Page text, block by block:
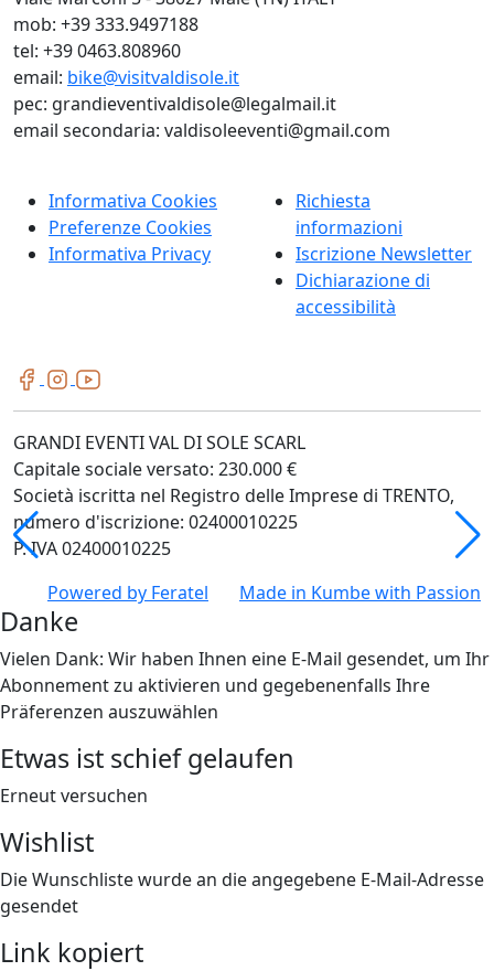
mob: +39 333.9497188
tel: +39 0463.808960
email: bike@visitvaldisole.it
pec: grandieventivaldisole@legalmail.it
email secondaria: valdisoleeventi@gmail.com
Informativa Cookies
Preferenze Cookies
Informativa Privacy
Richiesta
informazioni
Iscrizione Newsletter
Dichiarazione di
accessibilità
GRANDI EVENTI VAL DI SOLE SCARL
Capitale sociale versato: 230.000 €
Società iscritta nel Registro delle Imprese di TRENTO,
numero d'iscrizione: 02400010225
P. IVA 02400010225
Powered by Feratel Made in Kumbewith Passion
Danke
Vielen Dank: Wir haben Ihnen eine E-Mail gesendet, um Ihr
Abonnement zu aktivieren und gegebenenfalls Ihre
Präferenzen auszuwählen
Etwas ist schief gelaufen
Erneut versuchen
Wishlist
Die Wunschliste wurde an die angegebene E-Mail-Adresse
gesendet
Link kopiert